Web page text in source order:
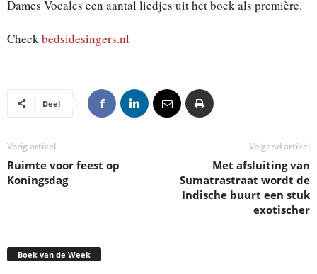
Dames Vocales een aantal liedjes uit het boek als première.
Checkbedsidesingers.nl
Deel
Vorig artikel
Ruimte voor feest op
Koningsdag
Volgend artikel
Met afsluiting van
Sumatrastraat wordt de
Indische buurt een stuk
exotischer
Boek van de Week